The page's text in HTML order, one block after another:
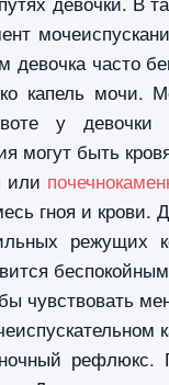
девочка часто
капель мочи.
у девочки
могут быть
или
гноя и
режущих
чувствовать